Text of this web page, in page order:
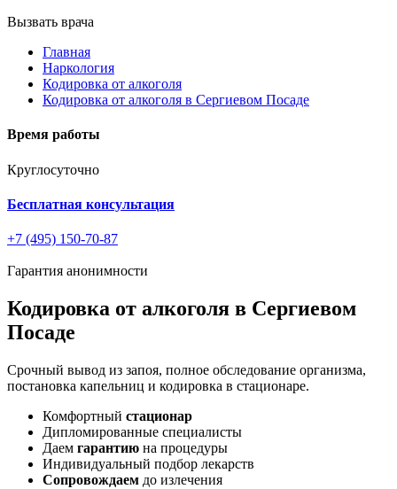
Вызвать врача
Главная
Наркология
Кодировка от алкоголя
Кодировка от алкоголя в Сергиевом Посаде
Время работы
Круглосуточно
Бесплатная консультация
+7 (495) 150-70-87
Гарантия анонимности
Кодировка от алкоголя в Сергиевом
Посаде
Срочный вывод из запоя, полное обследование организма,
постановка капельниц и кодировка в стационаре.
Комфортный стационар
Дипломированные специалисты
Даем гарантию на процедуры
Индивидуальный подбор лекарств
Сопровождаем до излечения